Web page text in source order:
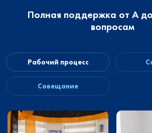
Полная поддержка от А
вопросам
Рабочий процесс
Совещание